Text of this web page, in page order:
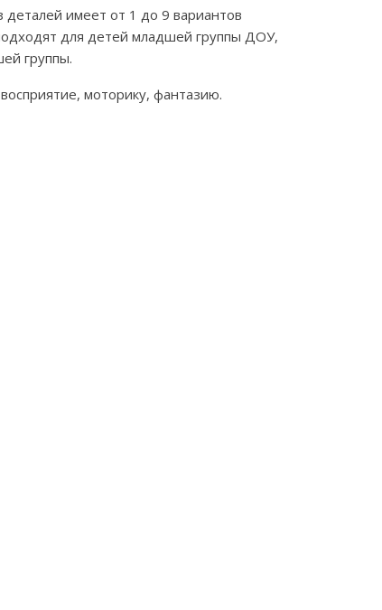
имеет от 1 до 9 вариантов
для детей младшей группы ДОУ,
группы.
моторику, фантазию.